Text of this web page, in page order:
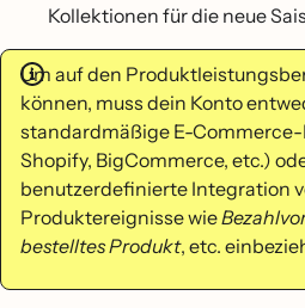
Kollektionen für die neue
Um auf den
können, muss dein Konto
standardmäßige E-Commerce-
Shopify, BigCommerce, etc.)
benutzerdefinierte Integration
Produktereignisse wie
bestelltes Produkt, etc.